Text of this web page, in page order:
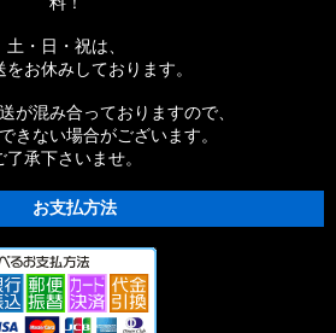
土・日・祝は、
お休みしております。
が混み合っておりますので、
きない場合がございます。
了承下さいませ。
お支払方法